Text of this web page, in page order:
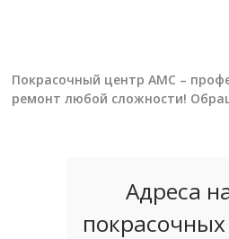
Покрасочный центр АМС –
ремонт любой сложности!
Адреса